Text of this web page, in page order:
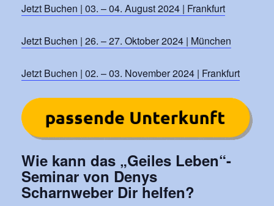
Jetzt Buchen | 03. – 04. August 2024 | Frankfurt
Jetzt Buchen | 26. – 27. Oktober 2024 | München
Jetzt Buchen | 02. – 03. November 2024 | Frankfurt
Wie kann das „Geiles Leben“-
Seminar von Denys
Scharnweber Dir helfen?